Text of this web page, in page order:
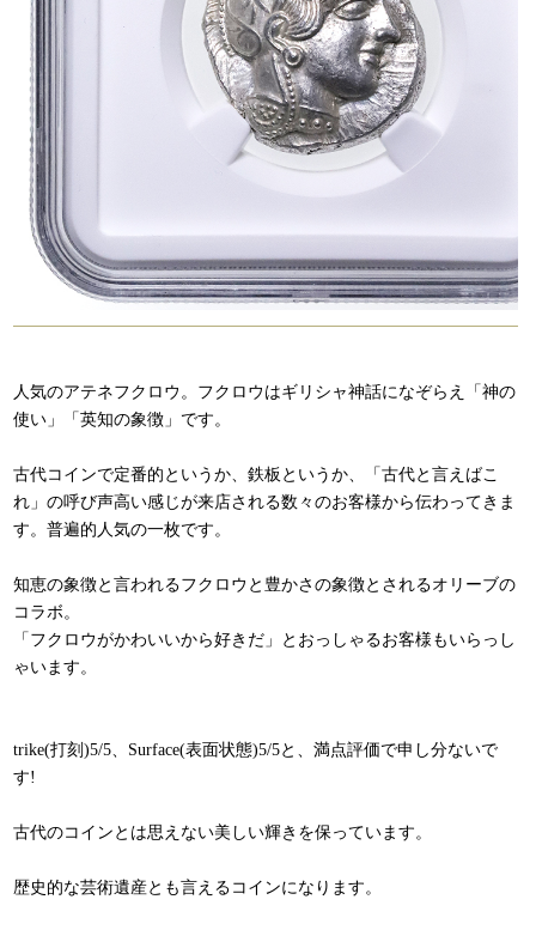
人気のアテネフクロウ。フクロウはギリシャ神話になぞらえ「神の
使い」「英知の象徴」です。
古代コインで定番的というか、鉄板というか、「古代と言えばこ
れ」の呼び声高い感じが来店される数々のお客様から伝わってきま
す。普遍的人気の一枚です。
知恵の象徴と言われるフクロウと豊かさの象徴とされるオリーブの
コラボ。
「フクロウがかわいいから好きだ」とおっしゃるお客様もいらっし
ゃいます。
trike(打刻)5/5、Surface(表面状態)5/5と、満点評価で申し分ないで
す!
古代のコインとは思えない美しい輝きを保っています。
歴史的な芸術遺産とも言えるコインになります。